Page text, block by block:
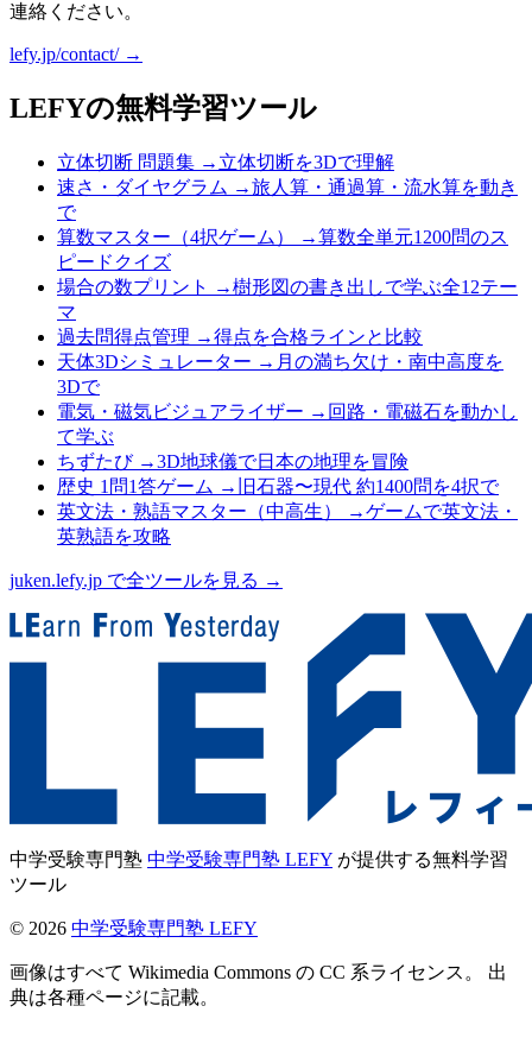
連絡ください。
lefy.jp/contact/ →
LEFYの無料学習ツール
立体切断 問題集 → 立体切断を3Dで理解
速さ・ダイヤグラム →旅人算・通過算・流水算を動き
で
算数マスター（4択ゲーム）
→算数全単元1200問のス
ピードクイズ
場合の数プリント
→樹形図の書き出しで学ぶ全12テー
マ
過去問得点管理 →得点を合格ラインと比較
天体3Dシミュレーター → 月の満ち欠け・南中高度を
3Dで
電気・磁気ビジュアライザー → 回路・電磁石を動かし
て学ぶ
ちずたび→3D地球儀で日本の地理を冒険
歴史 1問1答ゲーム → 旧石器〜現代 約1400問を4択で
英文法・熟語マスター（中高生）
→ゲームで英文法・
英熟語を攻略
juken.lefy.jp で全ツールを見る →
中学受験専門塾 中学受験専門塾 LEFY が提供する無料学習
ツール
© 2026 中学受験専門塾 LEFY
画像はすべて Wikimedia Commons の CC 系ライセンス。 出
典は各種ページに記載。